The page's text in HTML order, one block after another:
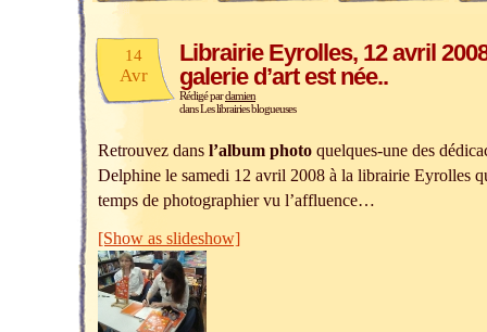
14
Avr
Librairie Eyrolles, 12 avril
galerie d’art est née..
Rédigé pardamien
dansLes librairies blogueuses
Retrouvez dans l’album photo quelques-une des
Delphine le samedi 12 avril 2008 à la librairie Eyrolles
temps de photographier vu l’affluence…
[Show as slideshow]